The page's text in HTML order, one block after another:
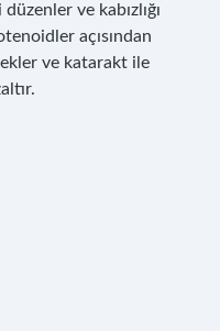
ve kabızlığı
açısından
ve katarakt ile